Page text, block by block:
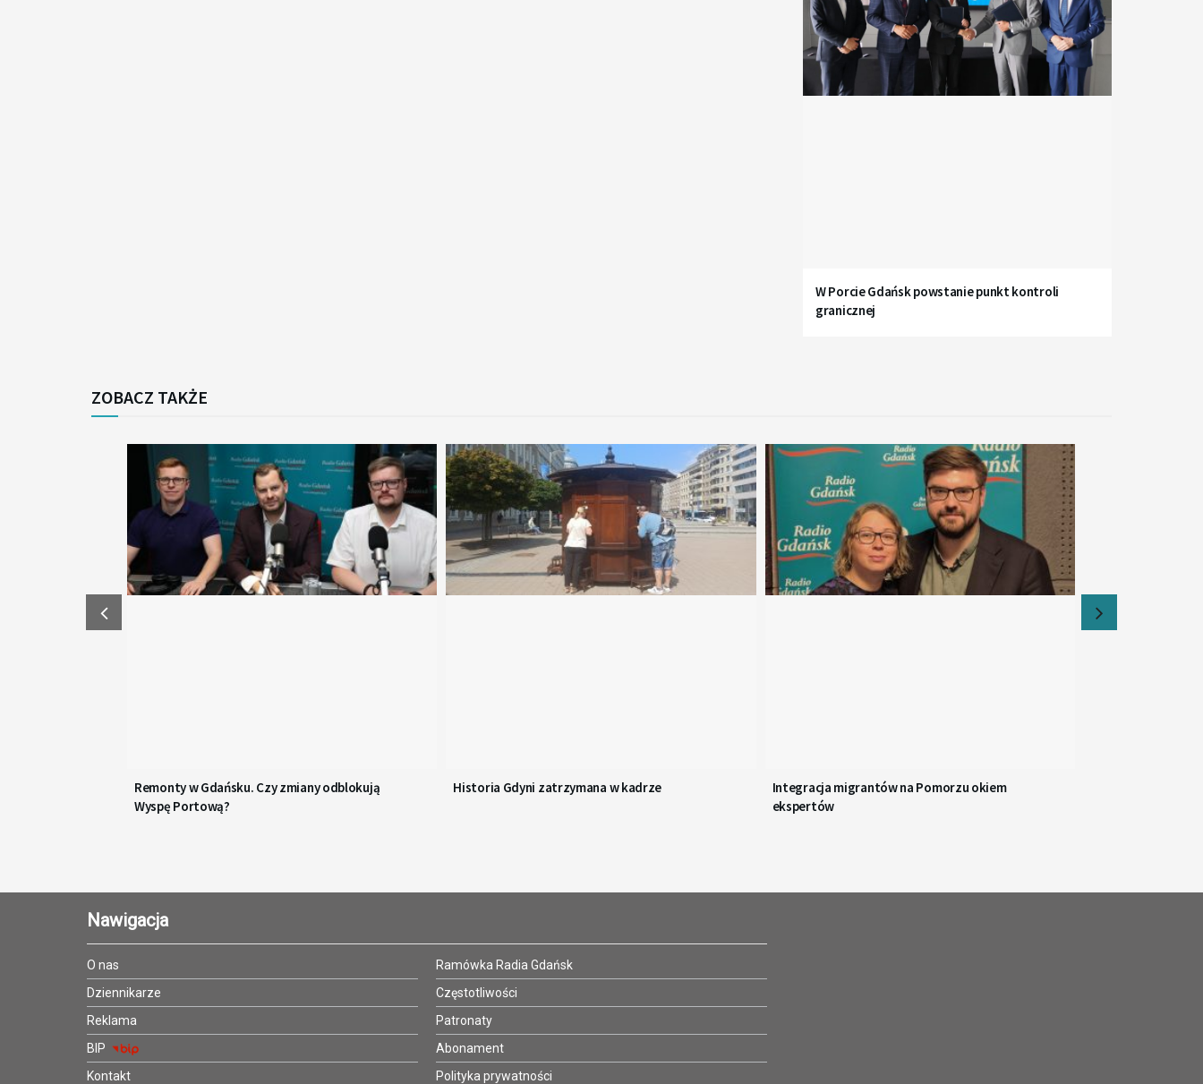
W Porcie Gdańsk powstanie punkt kontroli
granicznej
ZOBACZ TAKŻE
Remonty w Gdańsku. Czy zmiany odblokują
Wyspę Portową?
Historia Gdyni zatrzymana w kadrze
Integracja migrantów na Pomorzu okiem
ekspertów
Nawigacja
O nas
Dziennikarze
Reklama
BIP
Kontakt
Ramówka Radia Gdańsk
Częstotliwości
Patronaty
Abonament
Polityka prywatności